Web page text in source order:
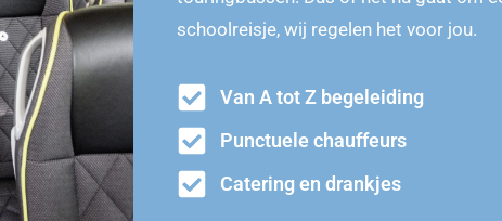
schoolreisje, wij regelen het voor jou.
Van A tot Z begeleiding
Punctuele chauffeurs
Catering en drankjes